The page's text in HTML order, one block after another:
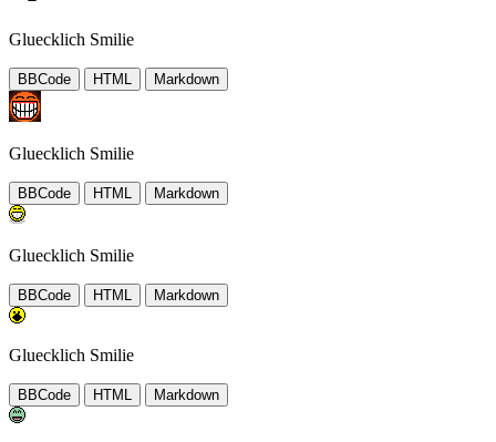
Gluecklich Smilie
BBCode HTML Markdown
Gluecklich Smilie
BBCode HTML Markdown
Gluecklich Smilie
BBCode HTML Markdown
Gluecklich Smilie
BBCode HTML Markdown